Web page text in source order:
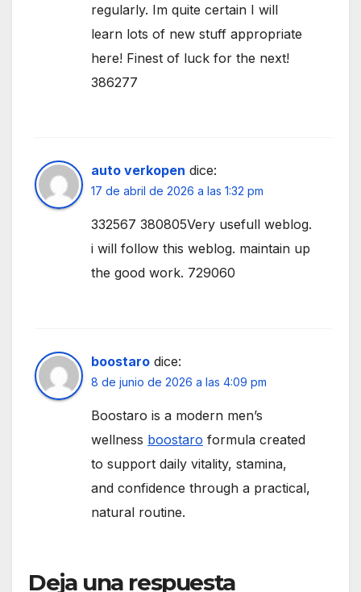
regularly. Im quite certain I will
learn lots of new stuff appropriate
here! Finest of luck for the next!
386277
auto verkopen dice:
17 de abril de 2026 a las 1:32 pm
332567 380805Very usefull weblog.
i will follow this weblog. maintain up
the good work. 729060
boostaro dice:
8 de junio de 2026 a las 4:09 pm
Boostaro is a modern men’s
wellness boostaro formula created
to support daily vitality, stamina,
and confidence through a practical,
natural routine.
Deja una respuesta